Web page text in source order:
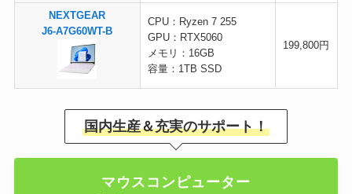
NEXTGEAR
J6-A7G60WT-B
CPU：Ryzen 7 255
GPU：RTX5060
メモリ：16GB
容量：1TB SSD
199,800円
国内生産＆充実のサポート！
マウスコンピューター